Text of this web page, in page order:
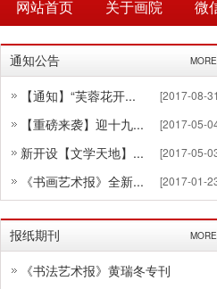
网站首页 关于画院 微
通知公告
【通知】“芙蓉花开... [2017-08-
【重磅来袭】迎十九... [2017-05-
新开设【文学天地】... [2017-05-
《书画艺术报》全新... [2017-01-
报纸期刊
《书法艺术报》黄瑞冬专刊